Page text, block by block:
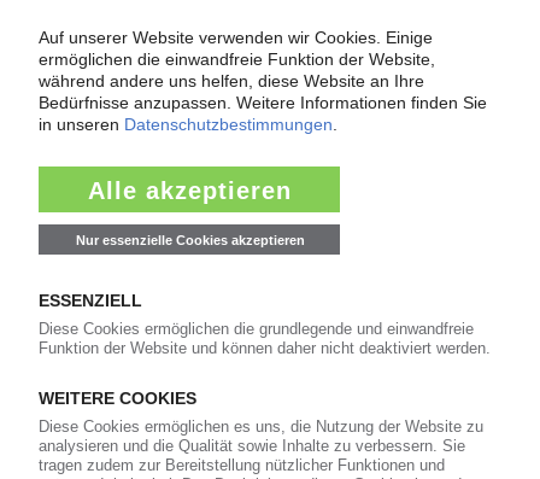
Greiner: Kaffeebecher aus chemisch
recyceltem PP
Der größte Schweizer Milchverarbeiter Emmi
füllt seine gekühlten Kaffeegetränke ab
September 2021 in Becher ab, die zu 30 Prozent
PP-Materials, das von Greiner Packaging…
Greiner: „Knorr“ Bouillon-Verpackung für
seine „Knorr“ Bouillon in bestimmten
Post-Consumer-Polypropylen an. Bei der von Greiner Packaging
21.12.2020